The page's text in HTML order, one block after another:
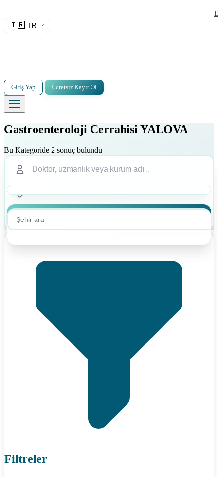
🇹🇷 TR
Giriş Yap Ücretsiz Kayıt Ol
Gastroenteroloji Cerrahisi YALOVA
Bu Kategoride 2 sonuç bulundu
Filtreler